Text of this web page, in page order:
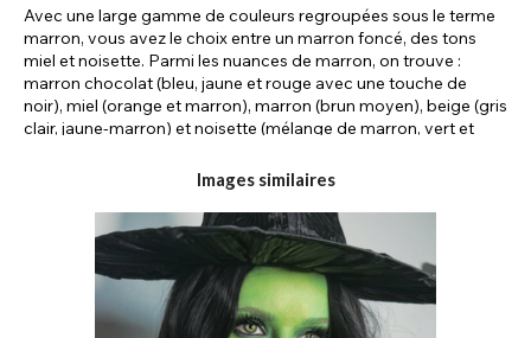
Avec une large gamme de couleurs regroupées sous le terme
marron, vous avez le choix entre un marron foncé, des tons
miel et noisette. Parmi les nuances de marron, on trouve :
marron chocolat (bleu, jaune et rouge avec une touche de
noir), miel (orange et marron), marron (brun moyen), beige (gris
clair, jaune-marron) et noisette (mélange de marron, vert et
Fabriquées à partir de lentilles souples et stériles, nos lentilles
marron garantissent un confort et une durabilité optimaux. De
plus, elles sont imprimées avec une pigmentation de haute
qualité et possèdent une pupille circulaire transparente pour
une vision optimale. Vendues par paire, elles sont disponibles
avec des durées de vie allant de la jetable journalière à la
réutilisable 90 jours.
Images similaires